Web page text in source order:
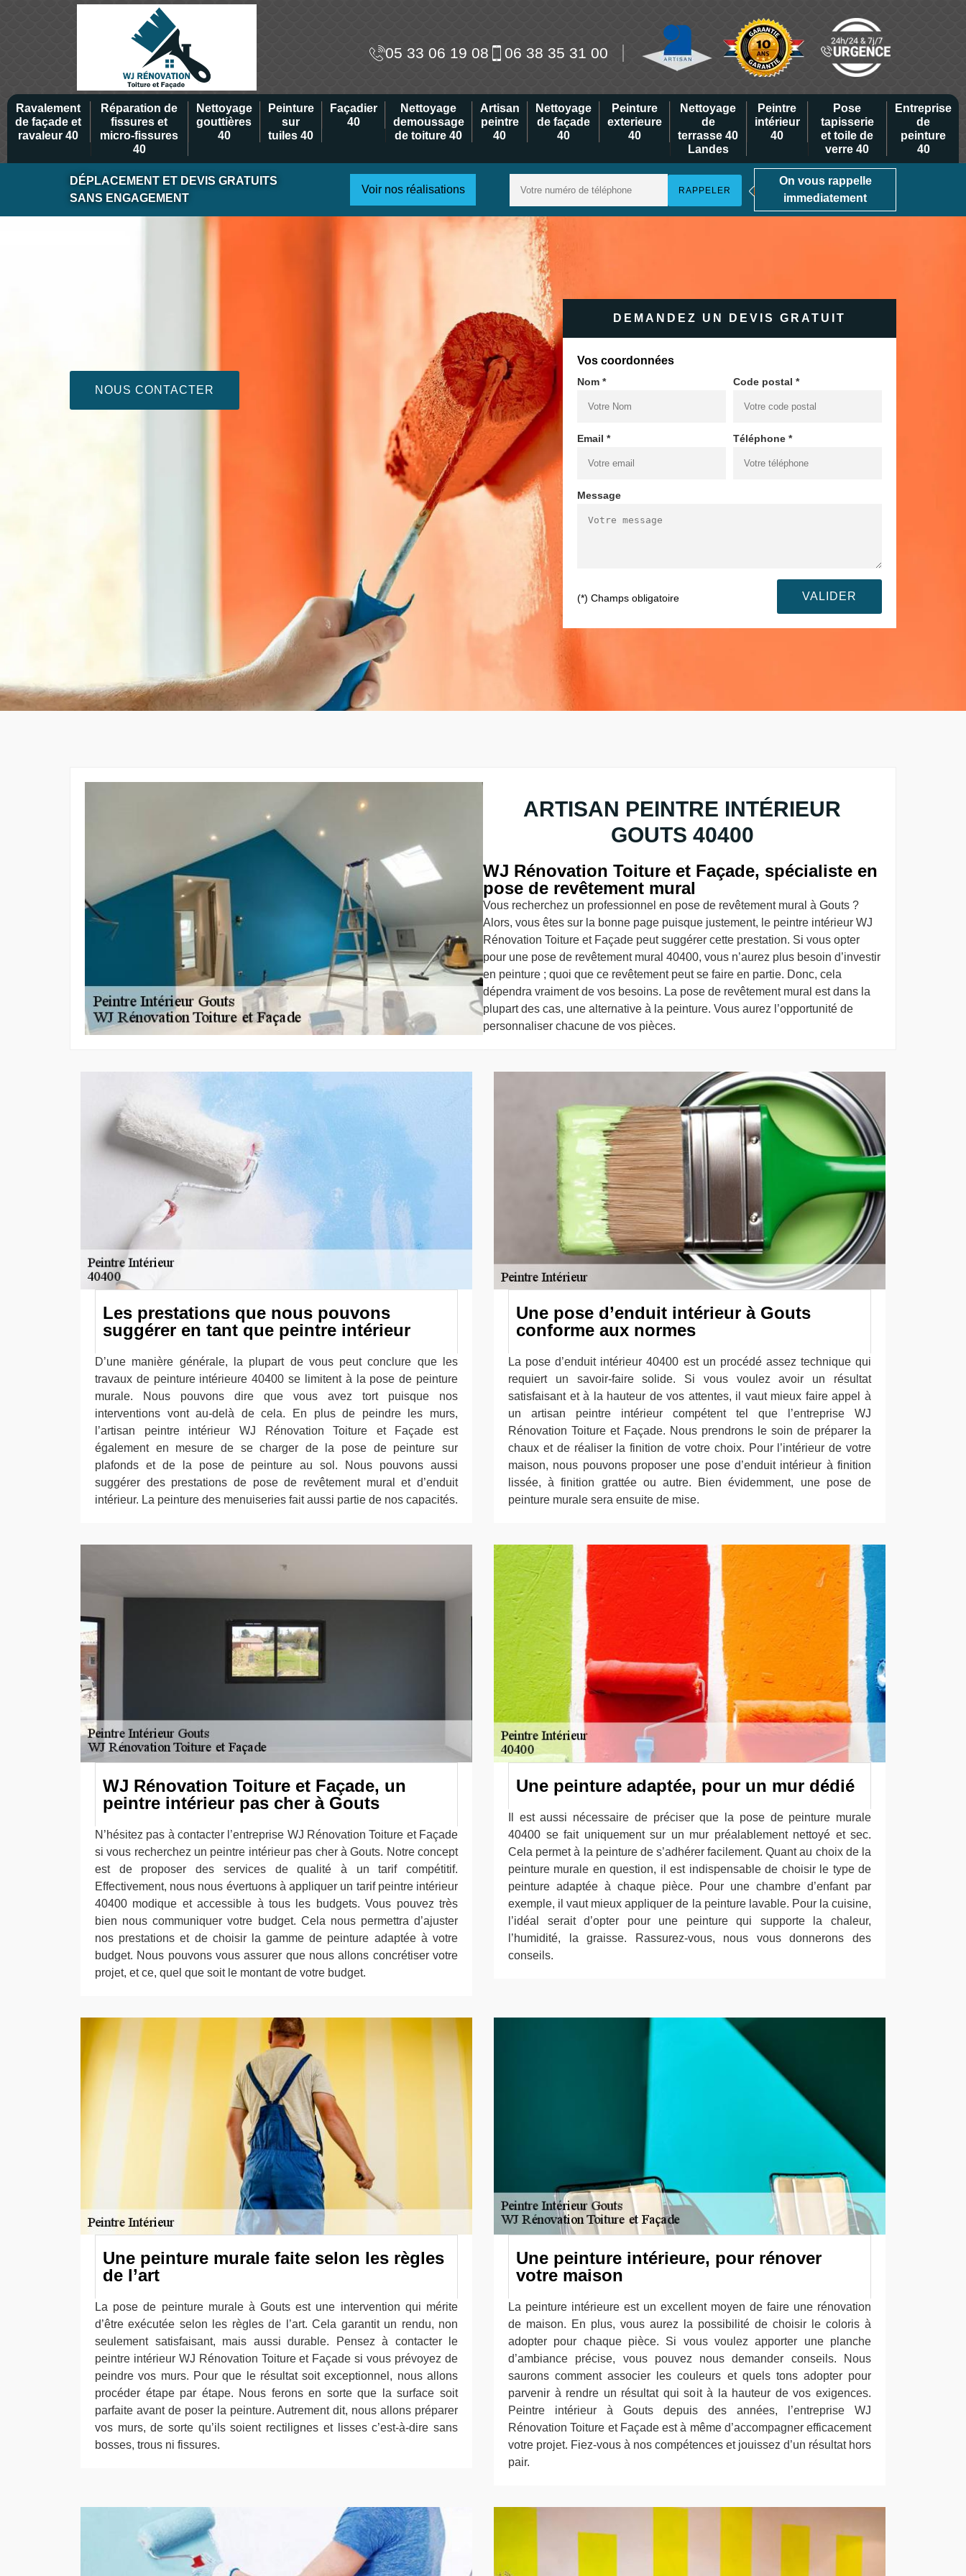
05 33 06 19 08 06 38 35 31 00
Ravalement
de façade et
ravaleur 40
Réparation de
fissures et
micro-fissures
40
Nettoyage
gouttières
40
Peinture
sur
tuiles 40
Façadier
40
Nettoyage
demoussage
de toiture 40
Artisan
peintre
40
Nettoyage
de façade
40
Peinture
exterieure
40
Nettoyage
de
terrasse 40
Landes
Peintre
intérieur
40
Pose
tapisserie
et toile de
verre 40
Entreprise
de
peinture
40
DÉPLACEMENT ET DEVIS GRATUITS
SANS ENGAGEMENT
Voir nos réalisations
On vous rappelle
immediatement
NOUS CONTACTER
DEMANDEZ UN DEVIS GRATUIT
Vos coordonnées
Nom * Code postal *
Email * Téléphone *
Message
(*) Champs obligatoire
ARTISAN PEINTRE INTÉRIEUR
GOUTS 40400
WJ Rénovation Toiture et Façade, spécialiste en
pose de revêtement mural
Vous recherchez un professionnel en pose de revêtement mural à Gouts ?
Alors, vous êtes sur la bonne page puisque justement, le peintre intérieur WJ
Rénovation Toiture et Façade peut suggérer cette prestation. Si vous opter
pour une pose de revêtement mural 40400, vous n’aurez plus besoin d’investir
en peinture ; quoi que ce revêtement peut se faire en partie. Donc, cela
dépendra vraiment de vos besoins. La pose de revêtement mural est dans la
plupart des cas, une alternative à la peinture. Vous aurez l’opportunité de
personnaliser chacune de vos pièces.
Les prestations que nous pouvons
suggérer en tant que peintre intérieur
D’une manière générale, la plupart de vous peut conclure que les
travaux de peinture intérieure 40400 se limitent à la pose de peinture
murale. Nous pouvons dire que vous avez tort puisque nos
interventions vont au-delà de cela. En plus de peindre les murs,
l’artisan peintre intérieur WJ Rénovation Toiture et Façade est
également en mesure de se charger de la pose de peinture sur
plafonds et de la pose de peinture au sol. Nous pouvons aussi
suggérer des prestations de pose de revêtement mural et d’enduit
intérieur. La peinture des menuiseries fait aussi partie de nos capacités.
Une pose d’enduit intérieur à Gouts
conforme aux normes
La pose d’enduit intérieur 40400 est un procédé assez technique qui
requiert un savoir-faire solide. Si vous voulez avoir un résultat
satisfaisant et à la hauteur de vos attentes, il vaut mieux faire appel à
un artisan peintre intérieur compétent tel que l’entreprise WJ
Rénovation Toiture et Façade. Nous prendrons le soin de préparer la
chaux et de réaliser la finition de votre choix. Pour l’intérieur de votre
maison, nous pouvons proposer une pose d’enduit intérieur à finition
lissée, à finition grattée ou autre. Bien évidemment, une pose de
peinture murale sera ensuite de mise.
WJ Rénovation Toiture et Façade, un
peintre intérieur pas cher à Gouts
N’hésitez pas à contacter l’entreprise WJ Rénovation Toiture et Façade
si vous recherchez un peintre intérieur pas cher à Gouts. Notre concept
est de proposer des services de qualité à un tarif compétitif.
Effectivement, nous nous évertuons à appliquer un tarif peintre intérieur
40400 modique et accessible à tous les budgets. Vous pouvez très
bien nous communiquer votre budget. Cela nous permettra d’ajuster
nos prestations et de choisir la gamme de peinture adaptée à votre
budget. Nous pouvons vous assurer que nous allons concrétiser votre
projet, et ce, quel que soit le montant de votre budget.
Une peinture adaptée, pour un mur dédié
Il est aussi nécessaire de préciser que la pose de peinture murale
40400 se fait uniquement sur un mur préalablement nettoyé et sec.
Cela permet à la peinture de s’adhérer facilement. Quant au choix de la
peinture murale en question, il est indispensable de choisir le type de
peinture adaptée à chaque pièce. Pour une chambre d’enfant par
exemple, il vaut mieux appliquer de la peinture lavable. Pour la cuisine,
l’idéal serait d’opter pour une peinture qui supporte la chaleur,
l’humidité, la graisse. Rassurez-vous, nous vous donnerons des
conseils.
Une peinture murale faite selon les règles
de l’art
La pose de peinture murale à Gouts est une intervention qui mérite
d’être exécutée selon les règles de l’art. Cela garantit un rendu, non
seulement satisfaisant, mais aussi durable. Pensez à contacter le
peintre intérieur WJ Rénovation Toiture et Façade si vous prévoyez de
peindre vos murs. Pour que le résultat soit exceptionnel, nous allons
procéder étape par étape. Nous ferons en sorte que la surface soit
parfaite avant de poser la peinture. Autrement dit, nous allons préparer
vos murs, de sorte qu’ils soient rectilignes et lisses c’est-à-dire sans
bosses, trous ni fissures.
Une peinture intérieure, pour rénover
votre maison
La peinture intérieure est un excellent moyen de faire une rénovation
de maison. En plus, vous aurez la possibilité de choisir le coloris à
adopter pour chaque pièce. Si vous voulez apporter une planche
d’ambiance précise, vous pouvez nous demander conseils. Nous
saurons comment associer les couleurs et quels tons adopter pour
parvenir à rendre un résultat qui soit à la hauteur de vos exigences.
Peintre intérieur à Gouts depuis des années, l’entreprise WJ
Rénovation Toiture et Façade est à même d’accompagner efficacement
votre projet. Fiez-vous à nos compétences et jouissez d’un résultat hors
pair.